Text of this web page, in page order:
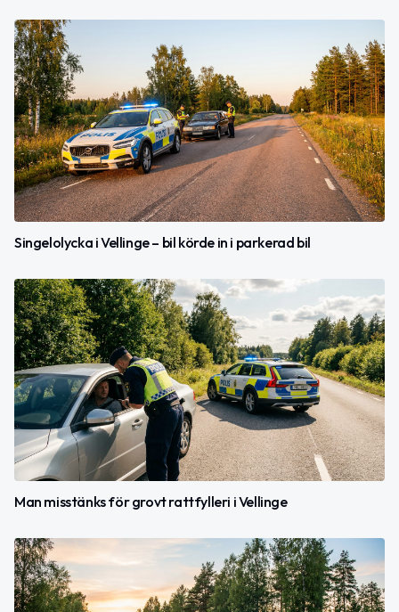
Singelolycka i Vellinge – bil körde in i parkerad bil
Man misstänks för grovt rattfylleri i Vellinge